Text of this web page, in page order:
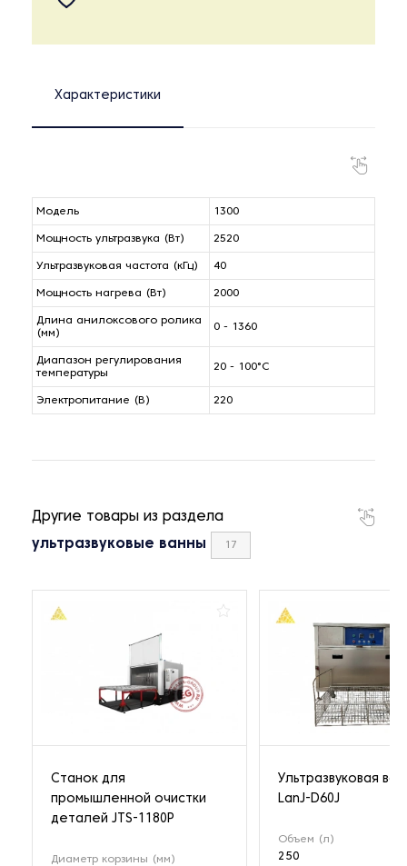
Характеристики
Модель 1300
Мощность ультразвука (Вт) 2520
Ультразвуковая частота (кГц) 40
Мощность нагрева (Вт) 2000
Длина анилоксового ролика
(мм)
0 - 1360
Диапазон регулирования
температуры
20 - 100°С
Электропитание (В) 220
Другие товары из раздела
ультразвуковые ванны 17
Станок для
промышленной очистки
деталей JTS-1180P
Диаметр корзины (мм)
Ультразвуковая
LanJ-D60J
Объем (л)
250